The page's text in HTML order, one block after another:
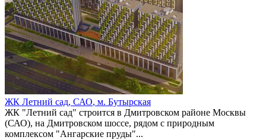
ЖК Летний сад, САО, м. Бутырская
ЖК "Летний сад" строится в Дмитровском районе Москвы
(САО), на Дмитровском шоссе, рядом с природным
комплексом "Ангарские пруды"...